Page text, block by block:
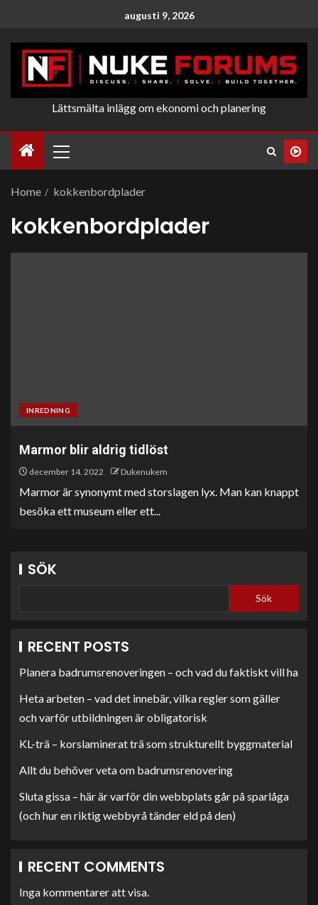
augusti 9, 2026
Lättsmälta inlägg om ekonomi och planering
Home kokkenbordplader
kokkenbordplader
INREDNING
Marmor blir aldrig tidlöst
december 14, 2022 Dukenukem
Marmor är synonymt med storslagen lyx. Man kan knappt
besöka ett museum eller ett...
SÖK
Sök
RECENT POSTS
Planera badrumsrenoveringen – och vad du faktiskt vill ha
Heta arbeten – vad det innebär, vilka regler som gäller
och varför utbildningen är obligatorisk
KL-trä – korslaminerat trä som strukturellt byggmaterial
Allt du behöver veta om badrumsrenovering
Sluta gissa – här är varför din webbplats går på sparlåga
(och hur en riktig webbyrå tänder eld på den)
RECENT COMMENTS
Inga kommentarer att visa.